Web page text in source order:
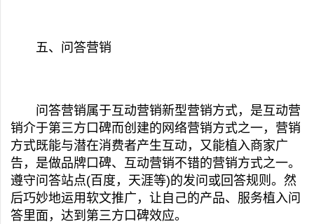
五、问答营销
问答营销属于互动营销新型营销方式，是互动营
销介于第三方口碑而创建的网络营销方式之一，营销
方式既能与潜在消费者产生互动，又能植入商家广
告，是做品牌口碑、互动营销不错的营销方式之一。
遵守问答站点(百度，天涯等)的发问或回答规则。然
后巧妙地运用软文推广 ，让自己的产品、服务植入问
答里面，达到第三方口碑效应。